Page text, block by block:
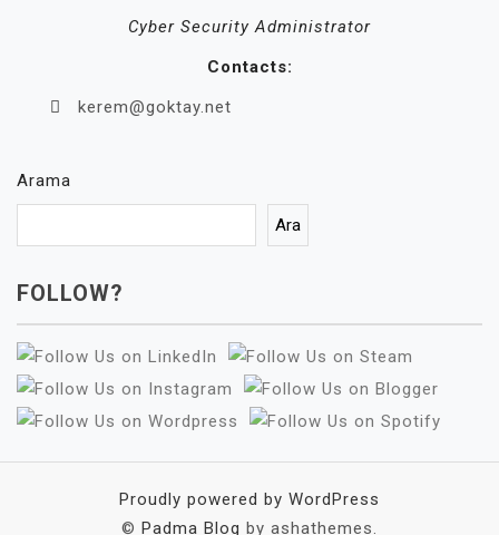
Cyber Security Administrator
Contacts:
kerem@goktay.net
Arama
Ara
FOLLOW?
Proudly powered by WordPress
© Padma Blog by ashathemes.